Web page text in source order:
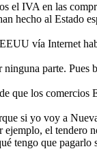
el IVA en las
hecho al Estado
vía Internet
parte. Pues
que los comercios
si yo voy a
ejemplo, el tendero
tengo que pagarlo